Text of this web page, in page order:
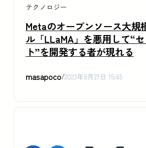
テクノロジー
Metaのオープンソース大規
ル「LLaMA」を悪用して“
ト”を開発する者が現れる
masapoco/2023年6月27日 15:45